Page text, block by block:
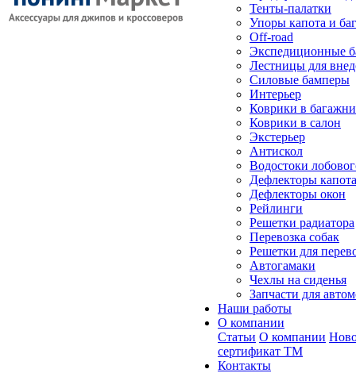
Тенты-палатки
Упоры капота и
Off-road
Экспедиционные
Лестницы для
Силовые бамперы
Интерьер
Коврики в
Коврики в салон
Экстерьер
Антискол
Водостоки
Дефлекторы капота
Дефлекторы окон
Рейлинги
Решетки радиатора
Перевозка собак
Решетки для
Автогамаки
Чехлы на сиденья
Запчасти для
Наши работы
О компании
Статьи О компании
сертификат ТМ
Контакты